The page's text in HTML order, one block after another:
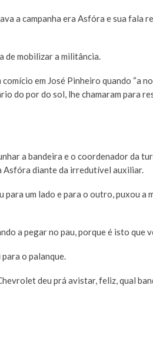
a campanha era Asfóra e sua fala
de mobilizar a militância.
em José Pinheiro quando “a
do por do sol, lhe chamaram para
a bandeira e o coordenador da
Asfóra diante da irredutível auxiliar.
um lado e para o outro, puxou a
a pegar no pau, porque é isto que
o palanque.
deu prá avistar, feliz, qual